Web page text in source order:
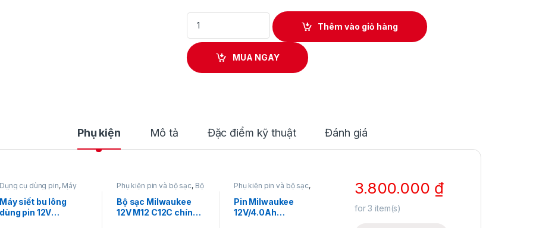
Máy siết bu lông dùng pin 12V Milwaukee M12 FIWF12-0C (Thân máy) quantity
Thêm vào giỏ hàng
MUA NGAY
Phụ kiện Mô tả Đặc điểm kỹ thuật Đánh giá
Dụng cụ dùng pin, Máy
siết bu lông
,Máy siết bu
lông dùng pin 12V,
Milwaukee
Máy siết bu lông
dùng pin 12V
Phụ kiện pin và bộ sạc, Bộ
sạc
Dụng cụ dùng pin,
Milwaukee
Bộ sạc Milwaukee
12V M12 C12C chính
Phụ kiện pin và bộ sạc,
Milwaukee
Pin Milwaukee
12V/4.0Ah
3.800.000 ₫
for3 item(s)